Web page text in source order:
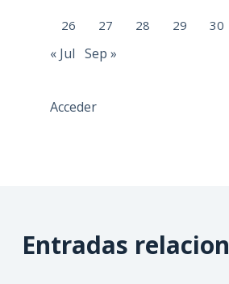
26 27 28 29 30
« Jul Sep »
Acceder
Entradas